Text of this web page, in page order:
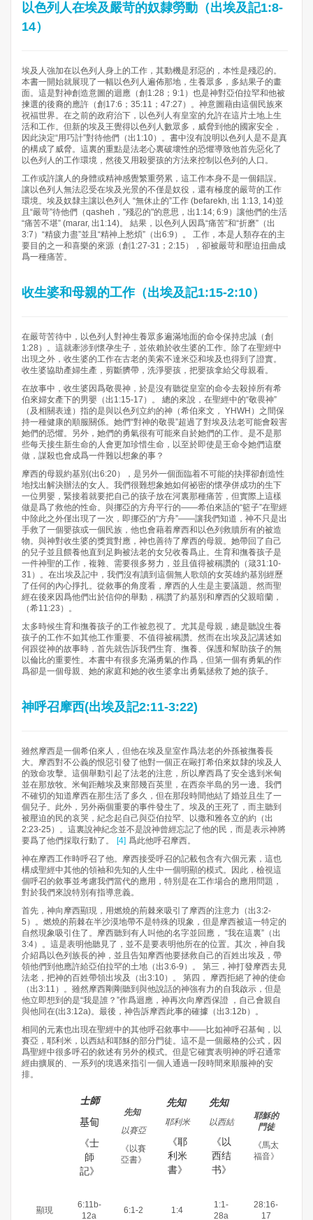
以色列人在埃及嚴苛的奴隸勞動（出埃及記1:8-
14）
埃及人強加在以色列人身上的工作，其動機是邪惡的，本性是殘忍的。
本書一開始就展現了一幅以色列人遍佈那地，生養眾多，多結果子的畫
面。這是對神創造意圖的迴應（創1:28；9:1）也是神對亞伯拉罕和他被
揀選的後裔的應許（創17:6；35:11；47:27）。神意圖藉由這個民族來
祝福世界。在之前的政府治下，以色列人有皇室的允許在這片土地上生
活和工作。但新的埃及王覺得以色列人數眾多，威脅到他的國家安全，
因此決定“用巧計”對待他們（出1:10）。書中沒有說明以色列人是不是真
的構成了威脅。這裏的重點是法老心裏破壞性的恐懼導致他首先惡化了
以色列人的工作環境，然後又用殺嬰孩的方法來控制以色列的人口。
工作或許讓人的身體或精神感覺繁重勞累，這工作本身不是一個錯誤。
讓以色列人無法忍受在埃及光景的不僅是奴役，還有極度的嚴苛的工作
環境。埃及奴隸主讓以色列人 “無休止的”工作 (befarekh, 出 1:13, 14)並
且“嚴苛”待他們（qasheh，"殘忍的"的意思，出1:14; 6:9）讓他們的生活
“痛苦不堪” (marar, 出1:14)。 結果，以色列人因爲“痛苦”和“折磨”（出
3:7）“精疲力盡”並且“精神上愁煩”（出6:9）。 工作，本是人類存在的主
要目的之一和喜樂的來源（創1:27-31；2:15），卻被嚴苛和壓迫扭曲成
爲一種痛苦。
收生婆和母親的工作（出埃及記1:15-2:10）
在嚴苛苦待中，以色列人對神生養眾多遍滿地面的命令保持忠誠（創
1:28）。這就牽涉到懷孕生子，並依賴於收生婆的工作。除了在聖經中
出現之外，收生婆的工作在古老的美索不達米亞和埃及也得到了證實。
收生婆協助產婦生產，剪斷臍帶，洗淨嬰孩，把嬰孩拿給父母親看。
在故事中，收生婆因爲敬畏神，於是沒有聽從皇室的命令去殺掉所有希
伯來婦女產下的男嬰（出1:15-17）。 總的來說，在聖經中的“敬畏神”
（及相關表達）指的是與以色列立約的神（希伯來文， YHWH）之間保
持一種健康的順服關係。她們“對神的敬畏”超過了對埃及法老可能會殺害
她們的恐懼。另外，她們的勇氣很有可能來自於她們的工作。是不是那
些每天接生新生命的人會更加珍惜生命，以至於即使是王命令她們這麼
做，謀殺也會成爲一件難以想象的事？
摩西的母親約基別(出6:20），是另外一個面臨着不可能的抉擇卻創造性
地找出解決辦法的女人。我們很難想象她如何祕密的懷孕併成功的生下
一位男嬰，緊接着就要把自己的孩子放在河裏那種痛苦，但實際上這樣
做是爲了救他的性命。與挪亞的方舟平行的——希伯來語的“籃子”在聖經
中除此之外僅出現了一次，即挪亞的“方舟”——讓我們知道，神不只是出
手救了一個嬰孩或一個民族，他也會藉着摩西和以色列救贖所有的被造
物。與神對收生婆的獎賞對應，神也善待了摩西的母親。她帶回了自己
的兒子並且餵養他直到足夠被法老的女兒收養爲止。生育和撫養孩子是
一件神聖的工作，複雜、需要很多努力，並且值得被稱讚的（箴31:10-
31）。在出埃及記中，我們沒有讀到這個無人歌頌的女英雄約基別經歷
了任何的內心掙扎。從敘事的角度看，摩西的人生是主要議題。然而聖
經在後來因爲他們出於信仰的舉動，稱讚了約基別和摩西的父親暗蘭，
（希11:23）。
太多時候生育和撫養孩子的工作被忽視了。尤其是母親，總是聽說生養
孩子的工作不如其他工作重要、不值得被稱讚。然而在出埃及記講述如
何跟從神的故事時，首先就告訴我們生育、撫養、保護和幫助孩子的無
以倫比的重要性。本書中有很多充滿勇氣的作爲，但第一個有勇氣的作
爲卻是一個母親、她的家庭和她的收生婆拿出勇氣拯救了她的孩子。
神呼召摩西(出埃及記2:11-3:22)
雖然摩西是一個希伯來人，但他在埃及皇室作爲法老的外孫被撫養長
大。摩西對不公義的恨惡引發了他對一個正在毆打希伯來奴隸的埃及人
的致命攻擊。這個舉動引起了法老的注意，所以摩西爲了安全逃到米甸
並在那放牧。米甸距離埃及東部幾百英里，在西奈半島的另一邊。我們
不確切的知道摩西在那生活了多久，但在那段時間他結了婚並且生了一
個兒子。此外，另外兩個重要的事件發生了。埃及的王死了，而主聽到
被壓迫的民的哀哭，紀念起自己與亞伯拉罕、以撒和雅各立的約（出
2:23-25）。這裏說神紀念並不是說神曾經忘記了他的民，而是表示神將
要爲了他們採取行動了。
[4] 爲此他呼召摩西。
神在摩西工作時呼召了他。摩西接受呼召的記載包含有六個元素，這也
構成聖經中其他的領袖和先知的人生中一個明顯的模式。因此，檢視這
個呼召的敘事並考慮我們當代的應用，特別是在工作場合的應用問題，
對於我們來說特別有指導意義。
首先，神向摩西顯現，用燃燒的荊棘來吸引了摩西的注意力（出3:2-
5）。燃燒的荊棘在半沙漠地帶不是特殊的現象，但是摩西被這一特定的
自然現象吸引住了。摩西聽到有人叫他的名字並回應， “我在這裏”（出
3:4）。這是表明他聽見了，並不是要表明他所在的位置。其次，神自我
介紹爲以色列族長的神，並且告知摩西他要拯救自己的百姓出埃及，帶
領他們到他應許給亞伯拉罕的土地（出3:6-9）。 第三，神打發摩西去見
法老，把神的百姓帶領出埃及（出3:10）。 第四， 摩西拒絕了神的使命
（出3:11）。雖然摩西剛剛聽到與他說話的神強有力的自我啟示，但是
他立即想到的是“我是誰？”作爲迴應，神再次向摩西保證 ，自己會親自
與他同在(出3:12a)。最後，神告訴摩西此事的確據（出3:12b）。
相同的元素也出現在聖經中的其他呼召敘事中——比如神呼召基甸，以
賽亞，耶利米，以西結和耶穌的部分門徒。這不是一個嚴格的公式，因
爲聖經中很多呼召的敘述有另外的模式。但是它確實表明神的呼召通常
經由擴展的、一系列的境遇來指引一個人通過一段時間來順服神的安
排。
士師
基甸
《士
師
記》
先知
以賽亞
《以賽
亞書》
先知
耶利米
《耶
利米
書》
先知
以西結
《以
西结
书》
耶穌的
門徒
《馬太
福音》
顯現
6:11b-
12a
6:1-2 1:4
1:1-
28a
28:16-
17